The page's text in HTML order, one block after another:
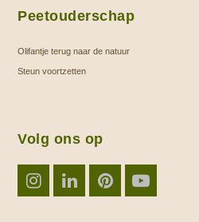
Peetouderschap
Olifantje terug naar de natuur
Steun voortzetten
Volg ons op
Instagram
LinkedInPinterestYouTube